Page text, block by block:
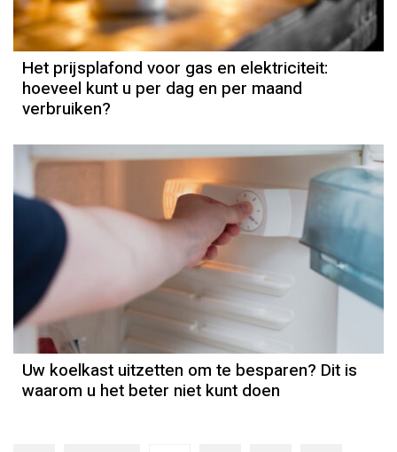
Het prijsplafond voor gas en elektriciteit:
hoeveel kunt u per dag en per maand
verbruiken?
Uw koelkast uitzetten om te besparen? Dit is
waarom u het beter niet kunt doen